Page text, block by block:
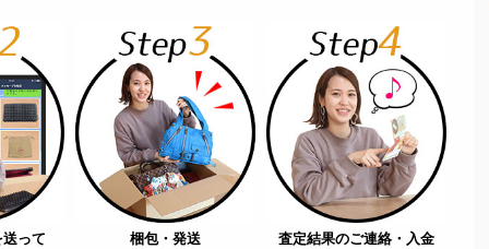
って
梱包・発送 査定結果のご連絡・入金